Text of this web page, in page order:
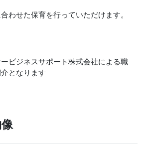
わせた保育を行っていただけます。
ビジネスサポート株式会社による職
となります